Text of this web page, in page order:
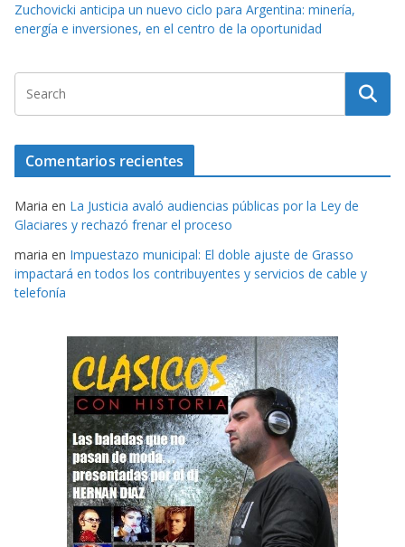
Zuchovicki anticipa un nuevo ciclo para Argentina: minería,
energía e inversiones, en el centro de la oportunidad
Comentarios recientes
Maria en La Justicia avaló audiencias públicas por la Ley de
Glaciares y rechazó frenar el proceso
maria en Impuestazo municipal: El doble ajuste de Grasso
impactará en todos los contribuyentes y servicios de cable y
telefonía